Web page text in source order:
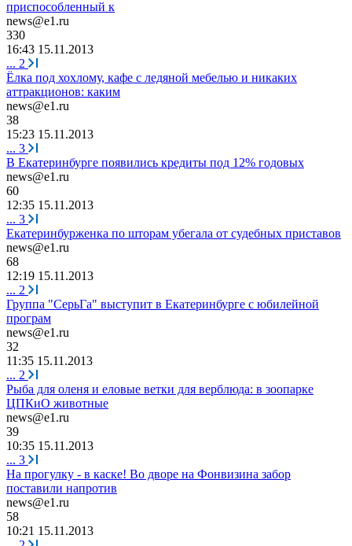
приспособленный к
news@e1.ru
330
16:43 15.11.2013
... 2
Ёлка под хохлому, кафе с ледяной мебелью и никаких
аттракционов: каким
news@e1.ru
38
15:23 15.11.2013
... 3
В Екатеринбурге появились кредиты под 12% годовых
news@e1.ru
60
12:35 15.11.2013
... 3
Екатеринбурженка по шторам убегала от судебных приставов
news@e1.ru
68
12:19 15.11.2013
... 2
Группа "СерьГа" выступит в Екатеринбурге с юбилейной
програм
news@e1.ru
32
11:35 15.11.2013
... 2
Рыба для оленя и еловые ветки для верблюда: в зоопарке
ЦПКиО животные
news@e1.ru
39
10:35 15.11.2013
... 3
На прогулку - в каске! Во дворе на Фонвизина забор
поставили напротив
news@e1.ru
58
10:21 15.11.2013